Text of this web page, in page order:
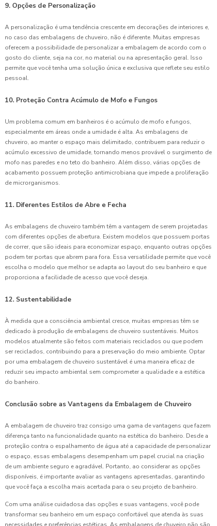
9. Opções de Personalização
A personalização é uma tendência crescente em decorações de interiores e,
no caso das embalagens de chuveiro, não é diferente. Muitas empresas
oferecem a possibilidade de personalizar a embalagem de acordo com o
gosto do cliente, seja na cor, no material ou na apresentação geral. Isso
permite que você tenha uma solução única e exclusiva que reflete seu estilo
pessoal.
10. Proteção Contra Acúmulo de Mofo e Fungos
Um problema comum em banheiros é o acúmulo de mofo e fungos,
especialmente em áreas onde a umidade é alta. As embalagens de
chuveiro, ao manter o espaço mais delimitado, contribuem para reduzir o
acúmulo excessivo de umidade, tornando menos provável o surgimento de
mofo nas paredes e no teto do banheiro. Além disso, várias opções de
acabamento possuem proteção antimicrobiana que impede a proliferação
de microrganismos.
11. Diferentes Estilos de Abre e Fecha
As embalagens de chuveiro também têm a vantagem de serem projetadas
com diferentes opções de abertura. Existem modelos que possuem portas
de correr, que são ideais para economizar espaço, enquanto outras opções
podem ter portas que abrem para fora. Essa versatilidade permite que você
escolha o modelo que melhor se adapta ao layout do seu banheiro e que
proporciona a facilidade de acesso que você deseja.
12. Sustentabilidade
À medida que a consciência ambiental cresce, muitas empresas têm se
dedicado à produção de embalagens de chuveiro sustentáveis. Muitos
modelos atualmente são feitos com materiais reciclados ou que podem
ser reciclados, contribuindo para a preservação do meio ambiente. Optar
por uma embalagem de chuveiro sustentável é uma maneira eficaz de
reduzir seu impacto ambiental sem comprometer a qualidade e a estética
do banheiro.
Conclusão sobre as Vantagens da Embalagem de Chuveiro
A embalagem de chuveiro traz consigo uma gama de vantagens que fazem
diferença tanto na funcionalidade quanto na estética do banheiro. Desde a
proteção contra o espalhamento de água até a capacidade de personalizar
o espaço, essas embalagens desempenham um papel crucial na criação
de um ambiente seguro e agradável. Portanto, ao considerar as opções
disponíveis, é importante avaliar as vantagens apresentadas, garantindo
que você faça a escolha mais acertada para o seu projeto de banheiro.
Com uma análise cuidadosa das opções e suas vantagens, você pode
transformar seu banheiro em um espaço confortável que atenda às suas
necessidades e preferências estéticas. As embalagens de chuveiro não são